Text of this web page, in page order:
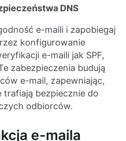
DNS
e-maili i zapobiegaj
konfigurowanie
e-maili jak SPF,
zabezpieczenia budują
e-mail, zapewniając,
trafiają bezpiecznie do
odbiorców.
e-maila